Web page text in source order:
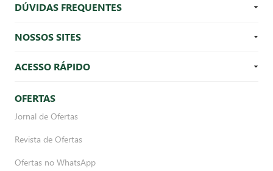
DÚVIDAS FREQUENTES
NOSSOS SITES
ACESSO RÁPIDO
OFERTAS
Jornal de Ofertas
Revista de Ofertas
Ofertas no WhatsApp